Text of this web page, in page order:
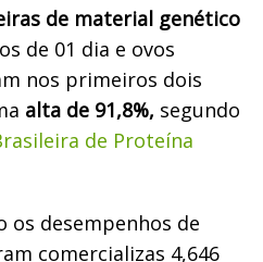
de material genético
de 01 dia e ovos
nos primeiros dois
alta de 91,8%, segundo
de Proteína
os desempenhos de
comercializas 4,646